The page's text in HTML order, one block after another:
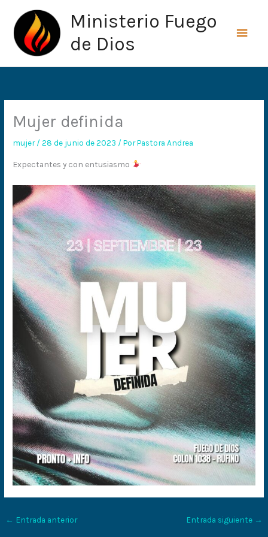
contenido
Ministerio Fuego
de Dios
Mujer definida
mujer/28 de junio de 2023 / PorPastora Andrea
Expectantes y con entusiasmo
← Entrada anterior Entrada siguiente →